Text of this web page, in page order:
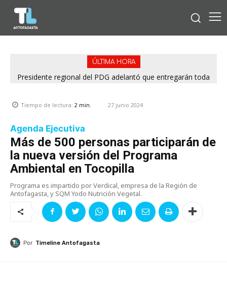
ÚLTIMA HORA
Presidente regional del PDG adelantó que entregarán toda
Tiempo de lectura: 2 min. 27 junio 2024
Agenda Ejecutiva
Más de 500 personas participarán de
la nueva versión del Programa
Ambiental en Tocopilla
Programa es impartido por Verdical, empresa de la Región de
Antofagasta, y SQM Yodo Nutrición Vegetal.
Por Timeline Antofagasta